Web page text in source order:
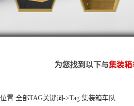
为您找到以下与集装箱
位置:全部TAG关键词 ->Tag:集装箱车队